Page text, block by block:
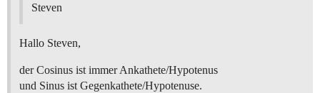
Steven
Hallo Steven,
der Cosinus ist immer Ankathete/Hypotenus
und Sinus ist Gegenkathete/Hypotenuse.